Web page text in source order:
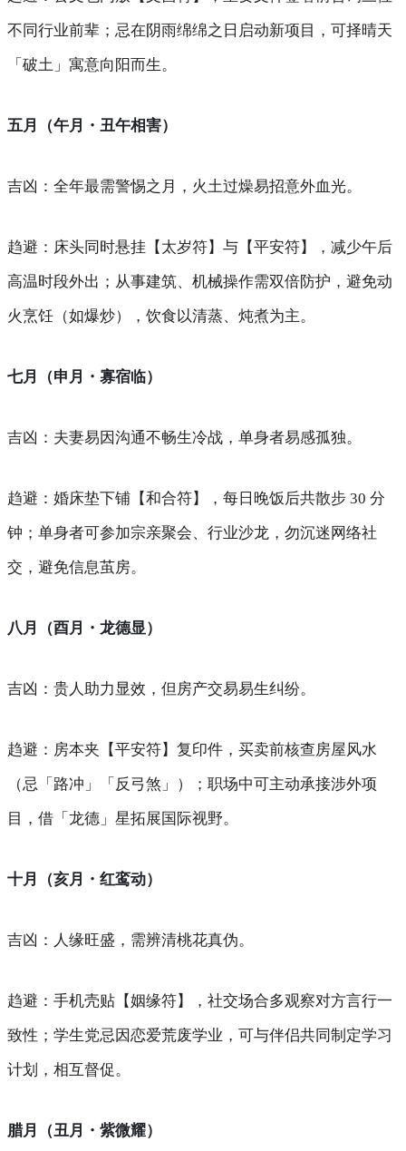
不同行业前辈；忌在阴雨绵绵之日启动新项目，可择晴天
「破土」寓意向阳而生。
五月（午月・丑午相害）
吉凶 ：全年最需警惕之月，火土过燥易招意外血光。
趋避 ：床头同时悬挂【太岁符】与【平安符】，减少午后
高温时段外出；从事建筑、机械操作需双倍防护，避免动
火烹饪（如爆炒），饮食以清蒸、炖煮为主。
七月（申月・寡宿临）
吉凶 ：夫妻易因沟通不畅生冷战，单身者易感孤独。
趋避 ：婚床垫下铺【和合符】，每日晚饭后共散步 30 分
钟；单身者可参加宗亲聚会、行业沙龙，勿沉迷网络社
交，避免信息茧房。
八月（酉月・龙德显）
吉凶 ：贵人助力显效，但房产交易易生纠纷。
趋避 ：房本夹【平安符】复印件，买卖前核查房屋风水
（忌「路冲」「反弓煞」）；职场中可主动承接涉外项
目，借「龙德」星拓展国际视野。
十月（亥月・红鸾动）
吉凶 ：人缘旺盛，需辨清桃花真伪。
趋避 ：手机壳贴【姻缘符】，社交场合多观察对方言行一
致性；学生党忌因恋爱荒废学业，可与伴侣共同制定学习
计划，相互督促。
腊月（丑月・紫微耀）